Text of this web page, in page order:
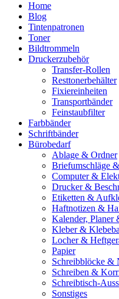
Home
Blog
Tintenpatronen
Toner
Bildtrommeln
Druckerzubehör
Transfer-Rollen
Resttonerbehälter
Fixiereinheiten
Transportbänder
Feinstaubfilter
Farbbänder
Schriftbänder
Bürobedarf
Ablage & Ordner
Briefumschläge
Computer &
Drucker &
Etiketten &
Haftnotizen &
Kalender, Planer
Kleber &
Locher &
Papier
Schreibblöcke &
Schreiben &
Schreibtisch-
Sonstiges